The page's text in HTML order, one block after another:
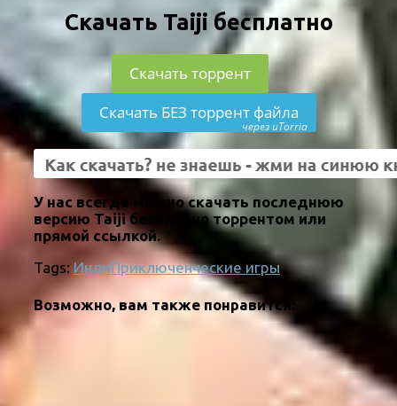
Скачать Taiji бесплатно
Скачать торрент
Скачать БЕЗ торрент файла
через uTorria
У нас всегда можно скачать последнюю
версию Taiji бесплатно торрентом или
прямой ссылкой.
Tags: ИндиПриключенческие игры
Возможно, вам также понравится: